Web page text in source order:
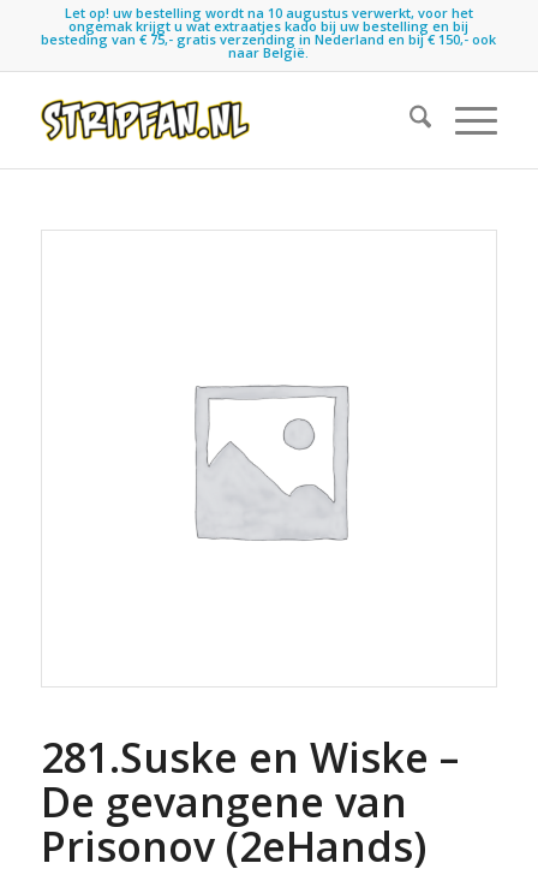
Let op! uw bestelling wordt na 10 augustus verwerkt, voor het
ongemak krijgt u wat extraatjes kado bij uw bestelling en bij
besteding van € 75,- gratis verzending in Nederland en bij € 150,- ook
naar België.
281.Suske en Wiske –
De gevangene van
Prisonov (2eHands)